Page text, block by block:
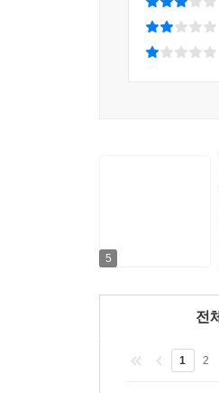
- 실패에 굴하지 않
신용호는 성공적
됩니다. 겨우 목
포기하거나 절망
다른 창의적인 길
5
전
1 2